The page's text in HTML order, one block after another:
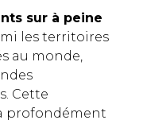
sur à peine
les territoires
au monde,
Cette
profondément